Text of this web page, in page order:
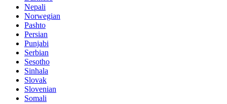
Nepali
Norwegian
Pashto
Persian
Punjabi
Serbian
Sesotho
Sinhala
Slovak
Slovenian
Somali